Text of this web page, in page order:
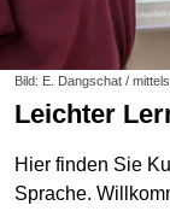
Bild: E. Dangschat /
Leichter
Hier finden Sie
Sprache.